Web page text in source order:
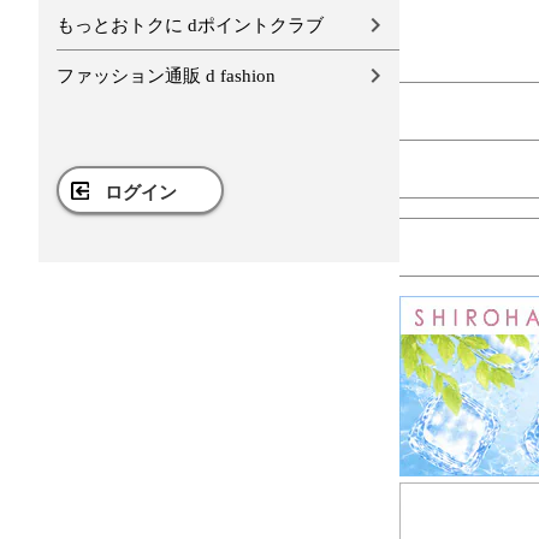
もっとおトクに dポイントクラブ
ファッション通販 d fashion
ログイン